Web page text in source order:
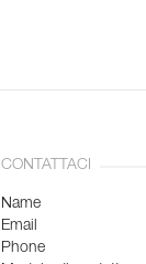
CONTATTACI
Name
Email
Phone